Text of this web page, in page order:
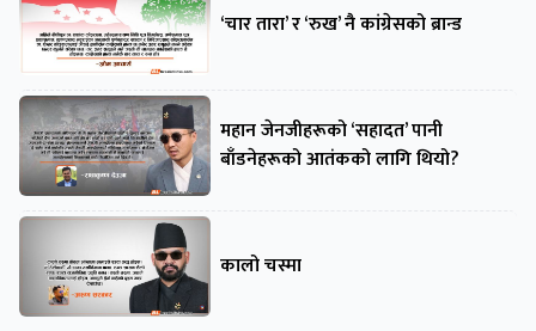
‘चार तारा’ र ‘रुख’ नै कांग्रेसको ब्रान्ड
महान जेनजीहरूको ‘सहादत’ पानी
बाँडनेहरूको आतंकको लागि थियो?
कालो चस्मा